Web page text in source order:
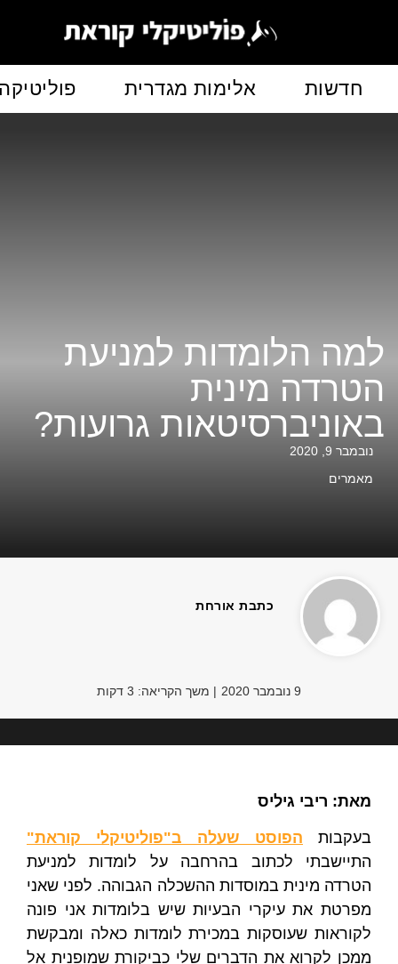
חדשות אלימות מגדרית פוליטיקה
הלומדות למניעת
מינית
גרועות?
9, 2020
כתבת אורחת
| משך הקריאה: 3 דקות
מאת: ריבי גיליס
בעקבותהפוסט שעלה ב"פוליטיקלי קוראת"
התיישבתי לכתוב בהרחבה על לומדות למניעת
הטרדה מינית במוסדות ההשכלה הגבוהה. לפני שאני
מפרטת את עיקרי הבעיות שיש בלומדות אני פונה
לקוראות שעוסקות במכירת לומדות כאלה ומבקשת
ממכן לקרוא את הדברים שלי כביקורת שמופנית אל